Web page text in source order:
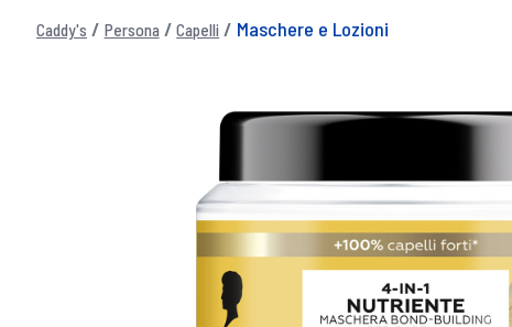
Caddy's Persona Capelli Maschere e Lozioni